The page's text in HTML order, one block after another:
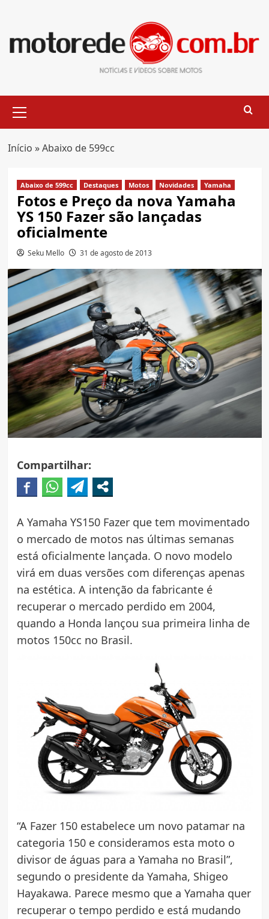
content
Menu
Início »Abaixo de 599cc
Abaixo de 599cc Destaques Motos Novidades Yamaha
Fotos e Preço da nova Yamaha
YS 150 Fazer são lançadas
oficialmente
Seku Mello 31 de agosto de 2013
Compartilhar:
A Yamaha YS150 Fazer que tem movimentado
o mercado de motos nas últimas semanas
está oficialmente lançada. O novo modelo
virá em duas versões com diferenças apenas
na estética. A intenção da fabricante é
recuperar o mercado perdido em 2004,
quando a Honda lançou sua primeira linha de
motos 150cc no Brasil.
“A Fazer 150 estabelece um novo patamar na
categoria 150 e consideramos esta moto o
divisor de águas para a Yamaha no Brasil”,
segundo o presidente da Yamaha, Shigeo
Hayakawa. Parece mesmo que a Yamaha quer
recuperar o tempo perdido e está mudando